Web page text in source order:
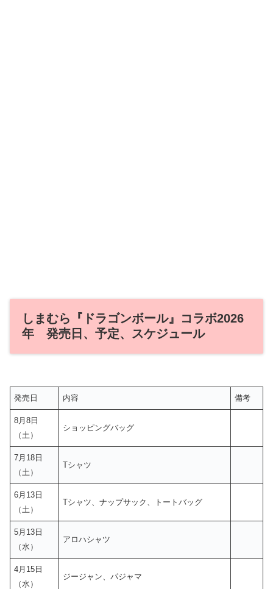
しまむら『ドラゴンボール』コラボ2026
年 発売日、予定、スケジュール
発売日 内容 備考
8月8日
（土）
ショッピングバッグ
7月18日
（土）
Tシャツ
6月13日
（土）
Tシャツ、ナップサック、トートバッグ
5月13日
（水）
アロハシャツ
4月15日
（水）
ジージャン、パジャマ